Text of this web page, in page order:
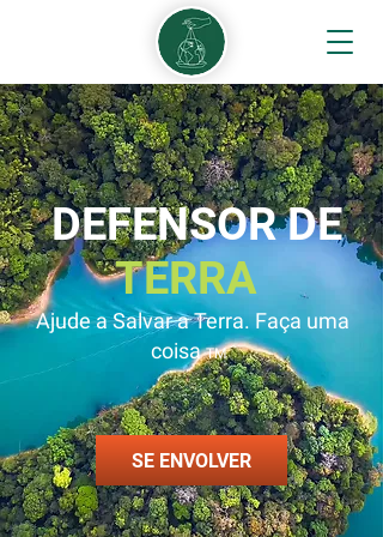
DEFENSOR DE
TERRA
Ajude a Salvar a Terra. Faça uma
coisa TM
SE ENVOLVER